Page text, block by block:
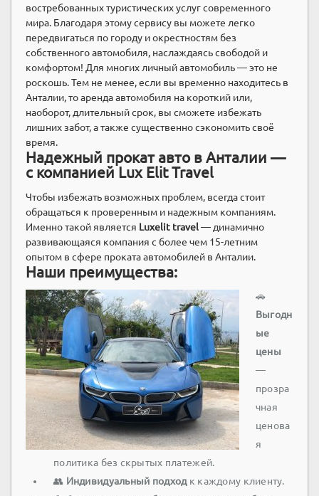
востребованных туристических услуг современного
мира. Благодаря этому сервису вы можете легко
передвигаться по городу и окрестностям без
собственного автомобиля, наслаждаясь свободой и
комфортом! Для многих личный автомобиль — это не
роскошь. Тем не менее, если вы временно находитесь в
Анталии, то аренда автомобиля на короткий или,
наоборот, длительный срок, вы сможете избежать
лишних забот, а также существенно сэкономить своё
время.
Надежный прокат авто в Анталии —
с компанией Lux Elit Travel
Чтобы избежать возможных проблем, всегда стоит
обращаться к проверенным и надежным компаниям.
Именно такой является Luxelit travel— динамично
развивающаяся компания с более чем 15-летним
опытом в сфере проката автомобилей в Анталии.
Наши преимущества:
🚗
Выгодн
ые
цены
—
прозра
чная
ценова
я
политика без скрытых платежей.
👥 Индивидуальный подходк каждому клиенту.